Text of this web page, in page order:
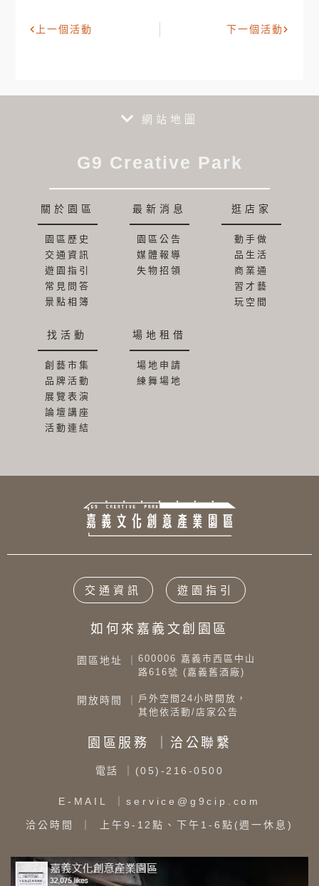
上一個活動 下一個活動
網站地圖
G9 Creative Park
關於園區
園區歷史
交通資訊
遊園指引
常見問答
景點相簿
最新消息
園區公告
媒體報導
失物招領
逛店家
動手做
品生活
商業通
習才藝
玩空間
找活動
創藝市集
品牌活動
展覽表演
論壇講座
活動連結
場地租借
場地申請
練舞場地
交通資訊 遊園指引
如何來嘉義文創園區
園區地址 ｜ 600006 嘉義市西區中山
路616號 (嘉義舊酒廠)
開放時間 ｜ 戶外空間24小時開放，
其他依活動/店家公告
園區服務 ｜洽公聯繫
電話 ｜(05)-216-0500
E-MAIL ｜service@g9cip.com
洽公時間 ｜ 上午9-12點、下午1-6點(週一休息)